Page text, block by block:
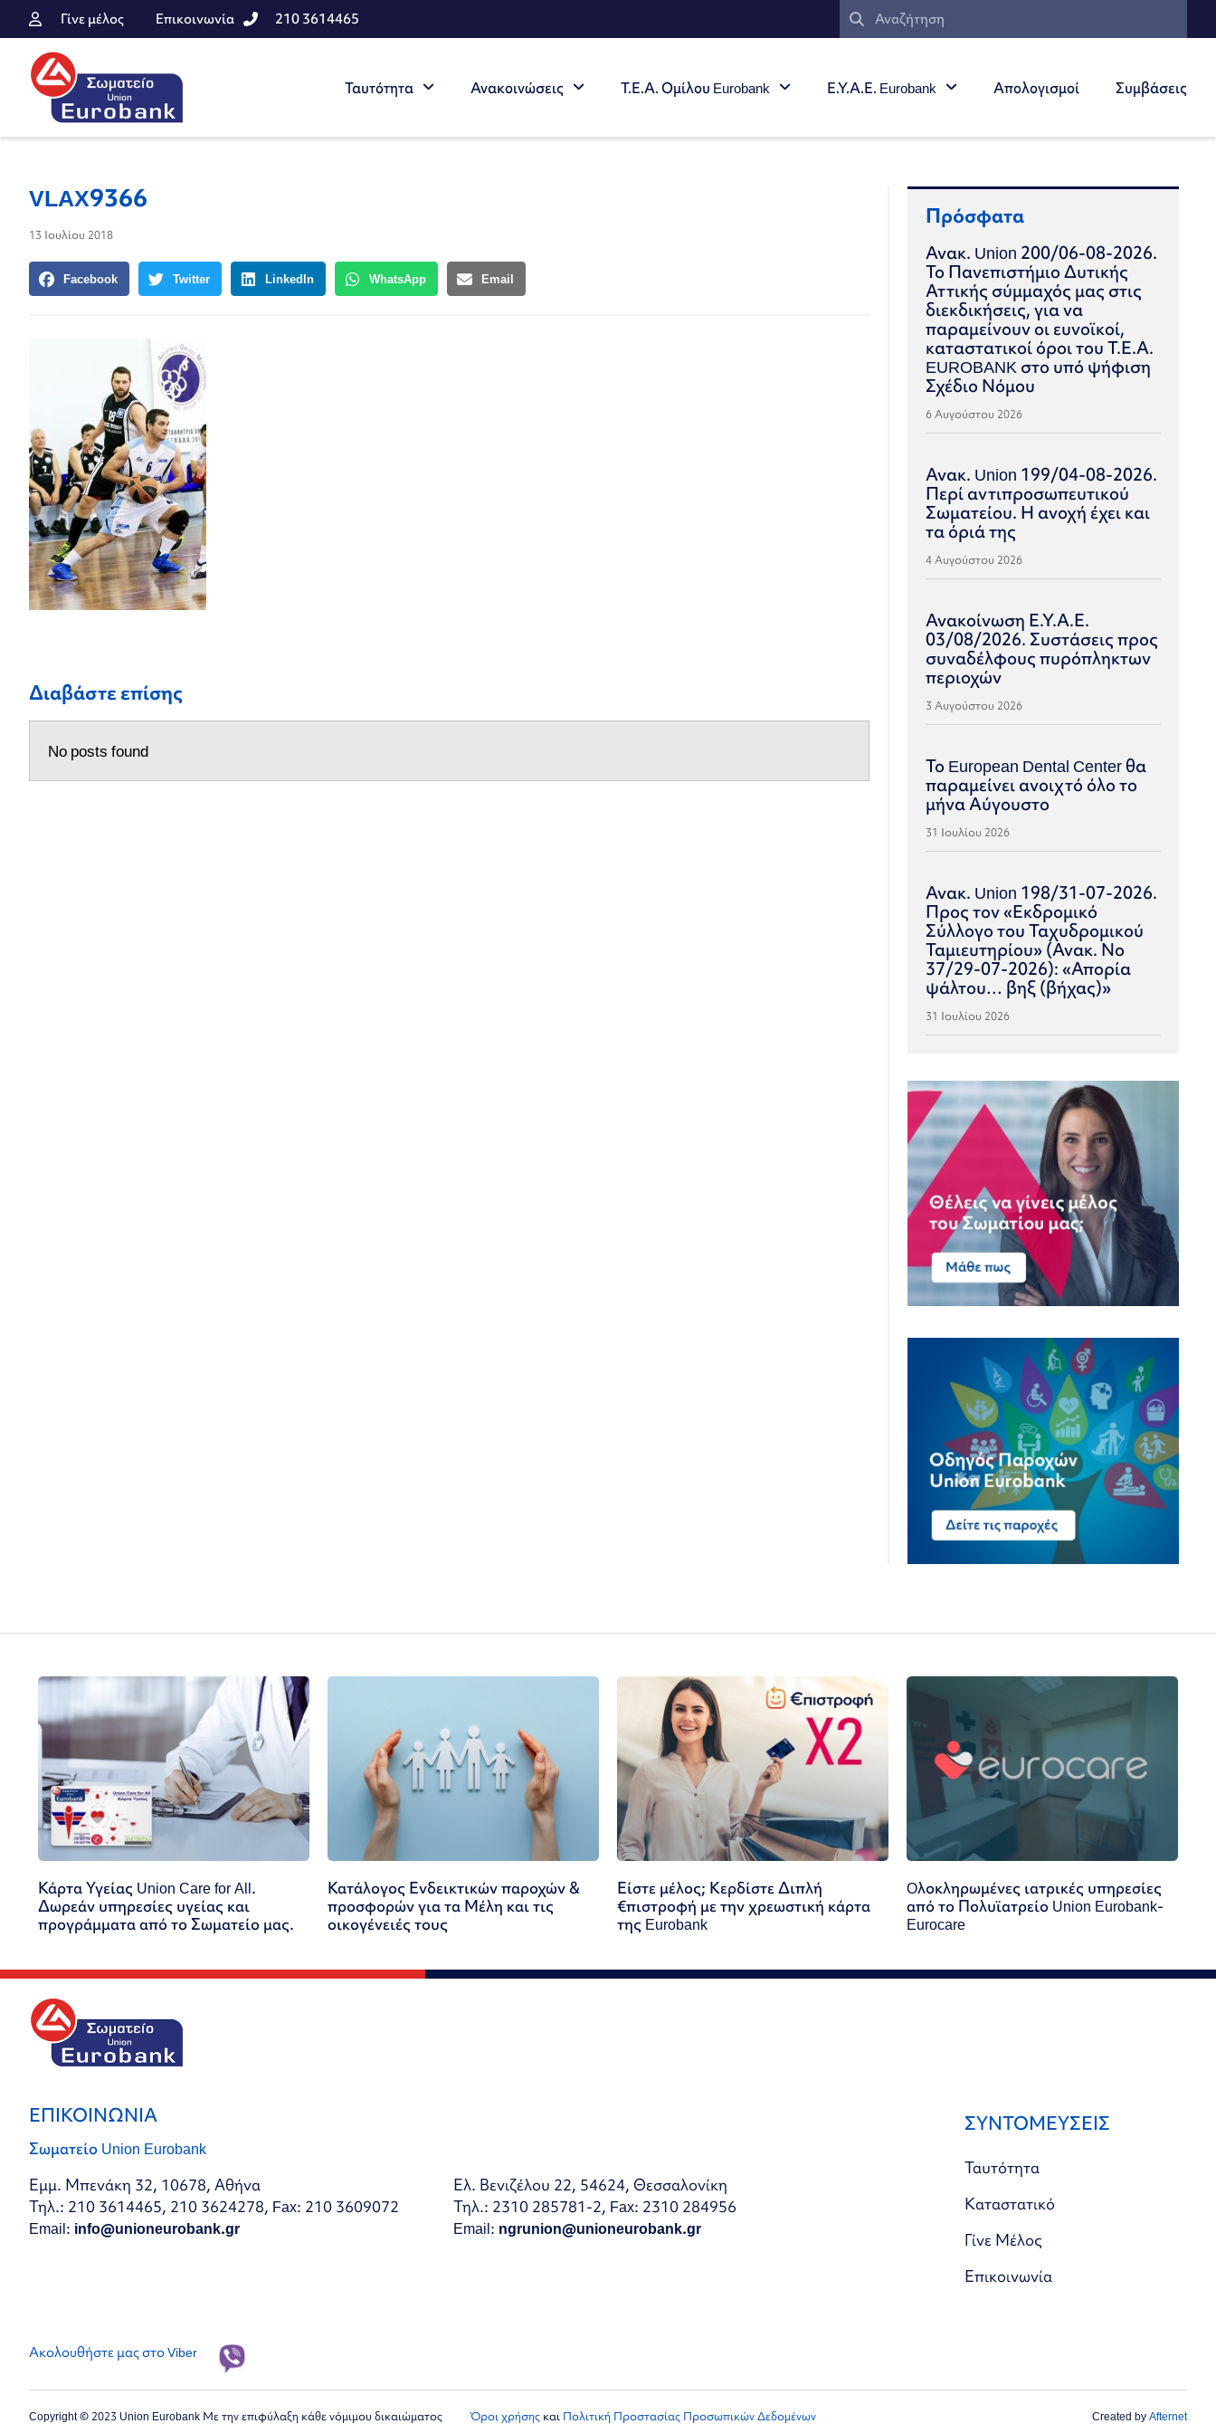
Γίνε μέλος Επικοινωνία 210 3614465
Ταυτότητα Ανακοινώσεις Τ.Ε.Α. Ομίλου Eurobank Ε.Υ.Α.Ε. Eurobank Απολογισμοί Συμβάσεις
VLAX9366
13 Ιουλίου 2018
Facebook Twitter LinkedIn WhatsApp Email
Διαβάστε επίσης
No posts found
Πρόσφατα
Ανακ. Union 200/06-08-2026.
Το Πανεπιστήμιο Δυτικής
Αττικής σύμμαχός μας στις
διεκδικήσεις, για να
παραμείνουν οι ευνοϊκοί,
καταστατικοί όροι του Τ.Ε.Α.
EUROBANK στο υπό ψήφιση
Σχέδιο Νόμου
6 Αυγούστου 2026
Ανακ. Union 199/04-08-2026.
Περί αντιπροσωπευτικού
Σωματείου. Η ανοχή έχει και
τα όριά της
4 Αυγούστου 2026
Ανακοίνωση Ε.Υ.Α.Ε.
03/08/2026. Συστάσεις προς
συναδέλφους πυρόπληκτων
περιοχών
3 Αυγούστου 2026
Το European Dental Center θα
παραμείνει ανοιχτό όλο το
μήνα Αύγουστο
31 Ιουλίου 2026
Ανακ. Union 198/31-07-2026.
Προς τον «Εκδρομικό
Σύλλογο του Ταχυδρομικού
Ταμιευτηρίου» (Ανακ. Νο
37/29-07-2026): «Απορία
ψάλτου… βηξ (βήχας)»
31 Ιουλίου 2026
Κάρτα Υγείας Union Care for All.
Δωρεάν υπηρεσίες υγείας και
προγράμματα από το Σωματείο μας.
Κατάλογος Ενδεικτικών παροχών &
προσφορών για τα Μέλη και τις
οικογένειές τους
Είστε μέλος; Κερδίστε Διπλή
€πιστροφή με την χρεωστική κάρτα
της Eurobank
Oλοκληρωμένες ιατρικές υπηρεσίες
από το Πολυϊατρείο Union Eurobank-
Eurocare
ΕΠΙΚΟΙΝΩΝΙΑ
Σωματείο Union Eurobank
Εμμ. Μπενάκη 32, 10678, Αθήνα
Τηλ.: 210 3614465, 210 3624278, Fax: 210 3609072
Email: info@unioneurobank.gr
Ελ. Βενιζέλου 22, 54624, Θεσσαλονίκη
Τηλ.: 2310 285781-2, Fax: 2310 284956
Email: ngrunion@unioneurobank.gr
ΣΥΝΤΟΜΕΥΣΕΙΣ
Ταυτότητα
Καταστατικό
Γίνε Μέλος
Επικοινωνία
Ακολουθήστε μας στο Viber
Copyright © 2023 Union Eurobank Με την επιφύλαξη κάθε νόμιμου δικαιώματος Όροι χρήσης και Πολιτική Προστασίας Προσωπικών Δεδομένων Created byAfternet